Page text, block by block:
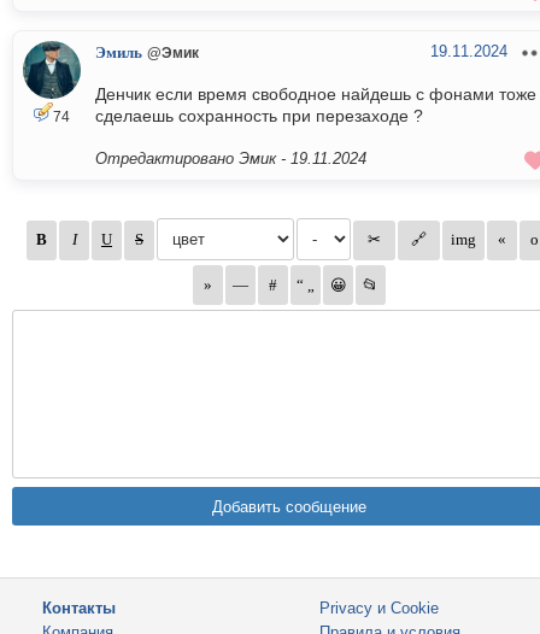
74
Эмиль @Эмик 19.11.2024
Денчик если время свободное найдешь с фонами тоже
сделаешь сохранность при перезаходе ?
Отредактировано Эмик - 19.11.2024
Контакты
Privacy и Cookie